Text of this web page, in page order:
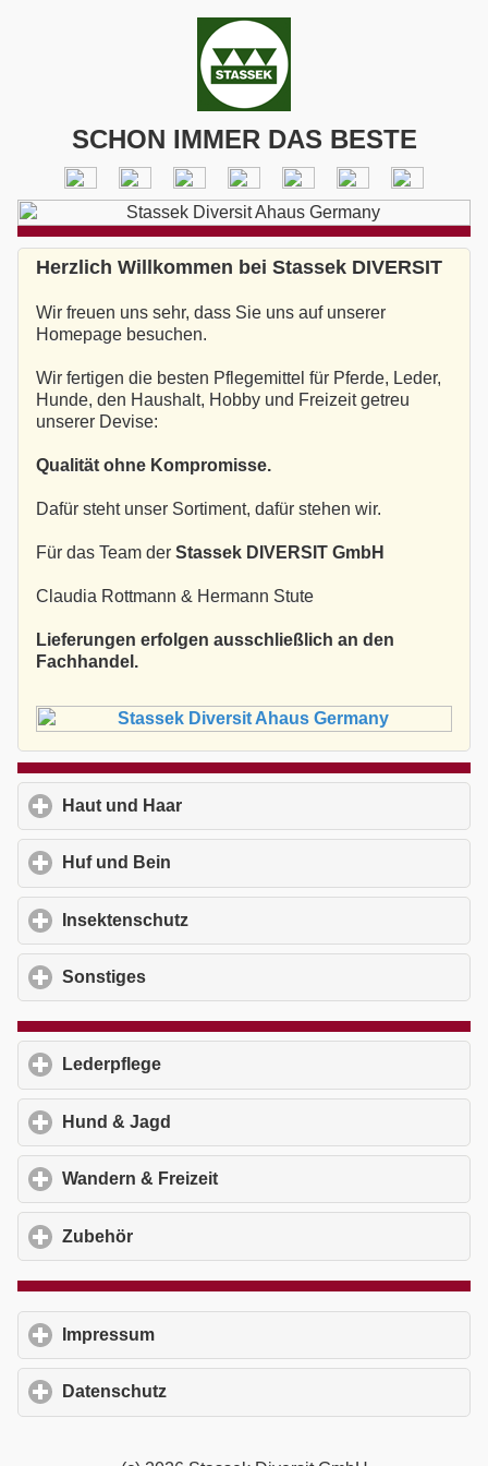
SCHON IMMER DAS BESTE
Herzlich Willkommen bei Stassek DIVERSIT
Wir freuen uns sehr, dass Sie uns auf unserer
Homepage besuchen.
Wir fertigen die besten Pflegemittel für Pferde, Leder,
Hunde, den Haushalt, Hobby und Freizeit getreu
unserer Devise:
Qualität ohne Kompromisse.
Dafür steht unser Sortiment, dafür stehen wir.
Für das Team der Stassek DIVERSIT GmbH
Claudia Rottmann & Hermann Stute
Lieferungen erfolgen ausschließlich an den
Fachhandel.
Haut und Haar
Huf und Bein
Insektenschutz
Sonstiges
Lederpflege
Hund & Jagd
Wandern & Freizeit
Zubehör
Impressum
Datenschutz